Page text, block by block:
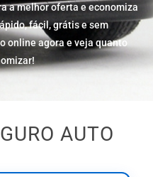
a melhor oferta e economiza
fácil, grátis e sem
online agora e veja quanto
AUTO